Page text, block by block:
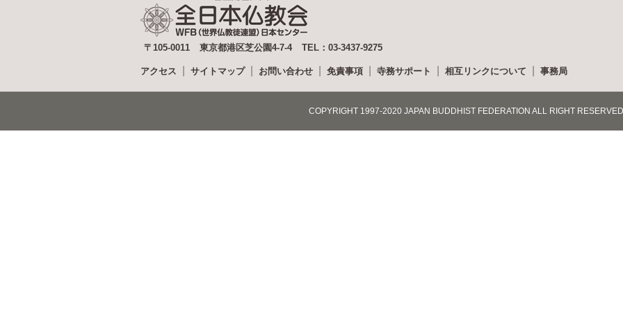
〒105-0011 東京都港区芝公園4-7-4 TEL：03-3437-9275
アクセス サイトマップ お問い合わせ 免責事項 寺務サポート 相互リンクについて 事務局
COPYRIGHT 1997-2020 JAPAN BUDDHIST FEDERATION ALL RIGHT